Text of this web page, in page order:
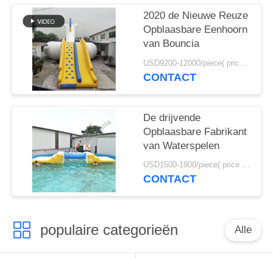
2020 de Nieuwe Reuze
Opblaasbare Eenhoorn
van Bouncia
USD9200-12000/piece( price just for reference, detailed prices need to be confirmed) MOQ:1PC
CONTACT
De drijvende
Opblaasbare Fabrikant
van Waterspelen
USD1500-1900/piece( price just for reference, detailed prices need to be confirmed) MOQ:1PC
CONTACT
populaire categorieën Alle